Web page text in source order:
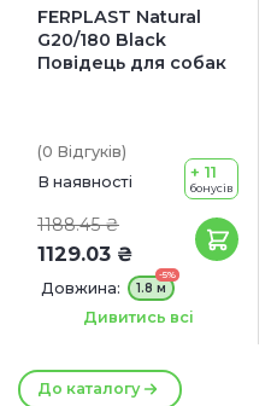
До каталогу
FERPLAST Natural
G20/180 Black
Повідець для собак
(0 Відгуків)
В наявності
1188.45 ₴
1129.03 ₴
+ 11
бонусів
Довжина:
-5%
1.8 м
Ширина: 20 мм
Дивитись всі